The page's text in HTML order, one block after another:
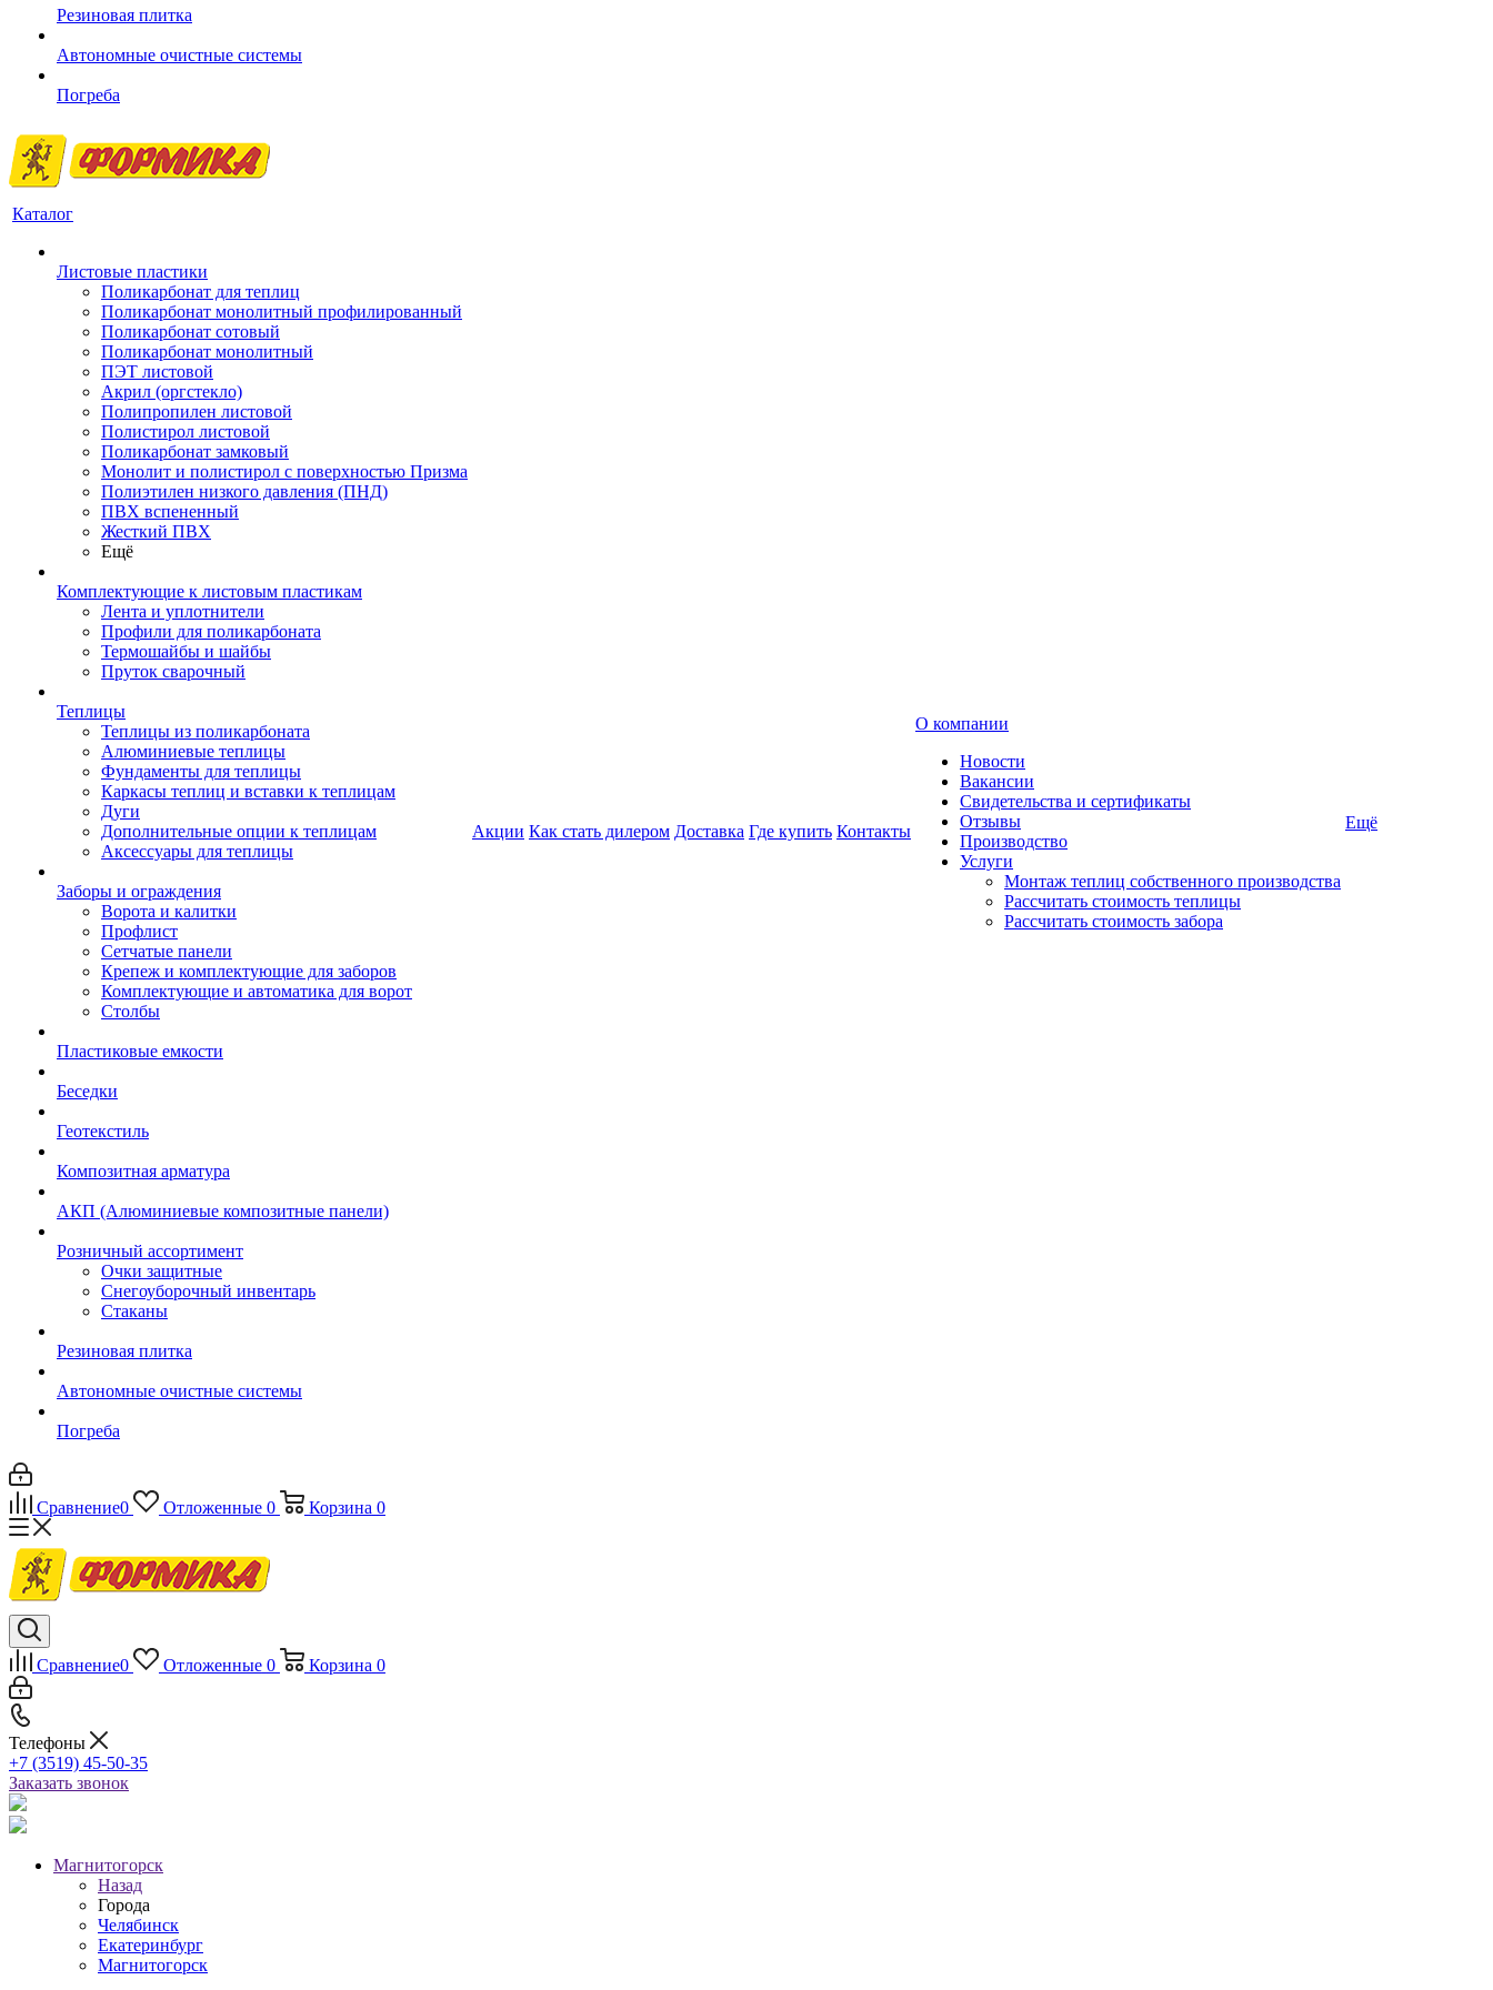
Резиновая плитка
Автономные очистные системы
Погреба
Каталог
Листовые пластики
Поликарбонат для теплиц
Поликарбонат монолитный профилированный
Поликарбонат сотовый
Поликарбонат монолитный
ПЭТ листовой
Акрил (оргстекло)
Полипропилен листовой
Полистирол листовой
Поликарбонат замковый
Монолит и полистирол с поверхностью Призма
Полиэтилен низкого давления (ПНД)
ПВХ вспененный
Жесткий ПВХ
Ещё
Комплектующие к листовым пластикам
Лента и уплотнители
Профили для поликарбоната
Термошайбы и шайбы
Пруток сварочный
Теплицы
Теплицы из поликарбоната
Алюминиевые теплицы
Фундаменты для теплицы
Каркасы теплиц и вставки к теплицам
Дуги
Дополнительные опции к теплицам
Аксессуары для теплицы
Заборы и ограждения
Ворота и калитки
Профлист
Сетчатые панели
Крепеж и комплектующие для заборов
Комплектующие и автоматика для ворот
Столбы
Пластиковые емкости
Беседки
Геотекстиль
Композитная арматура
АКП (Алюминиевые композитные панели)
Розничный ассортимент
Очки защитные
Снегоуборочный инвентарь
Стаканы
Резиновая плитка
Автономные очистные системы
Погреба
Акции Как стать дилером Доставка Где купить Контакты
О компании
Новости
Вакансии
Свидетельства и сертификаты
Отзывы
Производство
Услуги
Монтаж теплиц собственного производства
Рассчитать стоимость теплицы
Рассчитать стоимость забора
Ещё
Сравнение0 Отложенные 0 Корзина 0
Сравнение0 Отложенные 0 Корзина 0
Телефоны
+7 (3519) 45-50-35
Заказать звонок
Магнитогорск
Назад
Города
Челябинск
Екатеринбург
Магнитогорск